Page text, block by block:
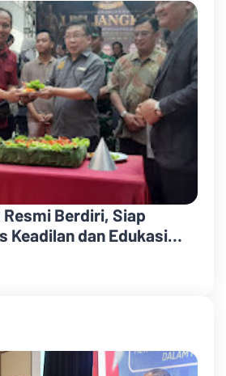
Resmi Berdiri, Siap
Keadilan dan Edukasi